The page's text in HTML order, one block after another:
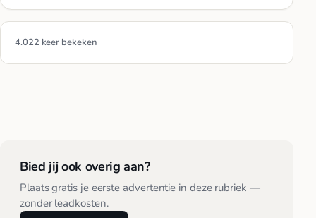
4.022 keer bekeken
Bied jij ook overig aan?
Plaats gratis je eerste advertentie in deze rubriek —
zonder leadkosten.